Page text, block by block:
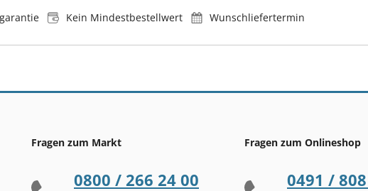
Kein Mindestbestellwert Wunschliefertermin
Fragen zum Markt
0800 / 266 24 00
Fragen zum Onlineshop
0491 /